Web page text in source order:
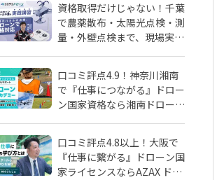
資格取得だけじゃない！千葉
で農薬散布・太陽光点検・測
量・外壁点検まで、現場実務
口コミ評点4.9！神奈川湘南
で『仕事につながる』ドロー
ン国家資格なら湘南ドローン
口コミ評点4.8以上！大阪で
『仕事に繋がる』ドローン国
家ライセンスならAZAX ドロ